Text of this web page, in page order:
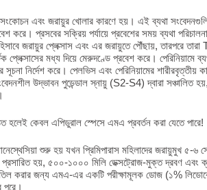
সংকোচন এবং জরায়ুর খোলার কারণে হয়। এই ব্যথা
প্রসবের সক্রিয় পর্যায়ে প্রবেশের সময় ব্যথা
জরায়ুর প্লেক্সাস এবং এর জরায়ুতে পৌঁছায়, তারপরে
প্লেক্সাসের মধ্য দিয়ে মেরুদণ্ডে প্রবেশ করে। পেরিনিয়ামে
সূচনা নির্দেশ করে। পেলভিস এবং পেরিনিয়ামের
উদ্ভাবন পুডেন্ডাল স্নায়ু (S2-S4) দ্বারা সঞ্চালিত
হলেই কেবল এপিডুরাল স্পেসে এমএ প্রবর্তন করা যেতে পারে!
শুরু হয় যখন প্রিমিপারাস মহিলাদের জরায়ুমুখ ৫-৬
প্রসারিত হয়, ৫০০-১০০০ মিলি ডেক্সট্রোজ-মুক্ত দ্রবণ এবং
বাতিল করার জন্য এমএ-এর একটি পরীক্ষামূলক ডোজ (১%
পরে।